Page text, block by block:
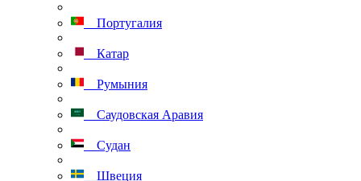
Португалия
Катар
Румыния
Саудовская Аравия
Судан
Швеция